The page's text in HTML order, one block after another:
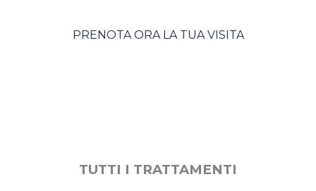
PRENOTA ORA LA TUA VISITA
TUTTI I TRATTAMENTI